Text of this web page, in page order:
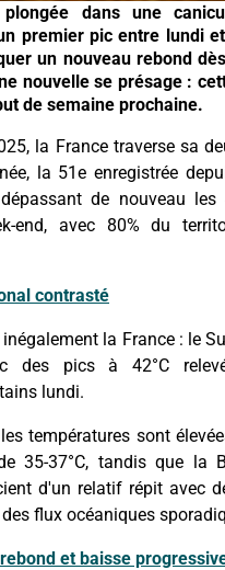
dans une
premier pic entre lundi
un nouveau rebond
nouvelle se présage :
de semaine prochaine.
la France traverse sa
la 51e enregistrée
de nouveau les
end, avec 80% du
contrasté
la France : le
des pics à 42°C
lundi.
températures sont
35-37°C, tandis que la
d'un relatif répit avec
flux océaniques
et baisse